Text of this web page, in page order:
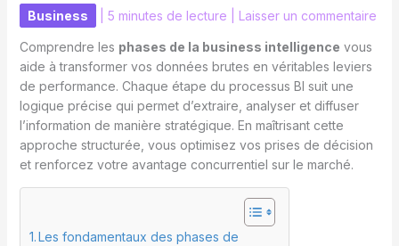
Business 5 minutes de lecture Laisser un commentaire
Comprendre les phases de la business intelligence vous
aide à transformer vos données brutes en véritables leviers
de performance. Chaque étape du processus BI suit une
logique précise qui permet d’extraire, analyser et diffuser
l’information de manière stratégique. En maîtrisant cette
approche structurée, vous optimisez vos prises de décision
et renforcez votre avantage concurrentiel sur le marché.
Les fondamentaux des phases de